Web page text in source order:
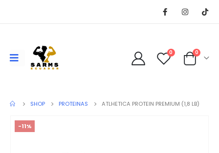
0 0
SHOP PROTEINAS ATLHETICA PROTEIN PREMIUM (1,8 LB)
-11%